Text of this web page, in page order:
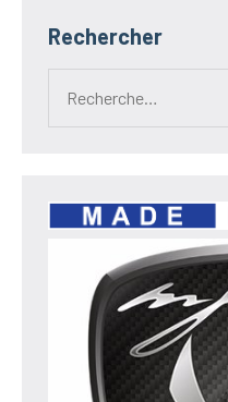
Rechercher